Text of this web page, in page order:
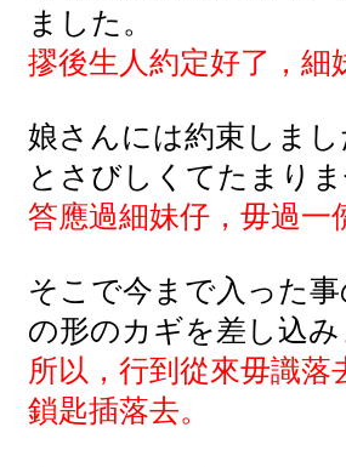
ました。
摎後生人約定好了，細
娘さんには約束しま
とさびしくてたまり
答應過細妹仔，毋過一
そこで今 まで入 った事
の形のカギを差 し込
所以，行到從來毋識
鎖匙插落去。